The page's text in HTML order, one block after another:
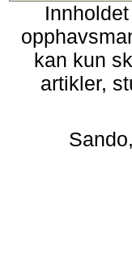
kan kun
artikler,